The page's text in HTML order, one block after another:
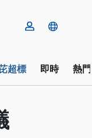
超標 即時 熱